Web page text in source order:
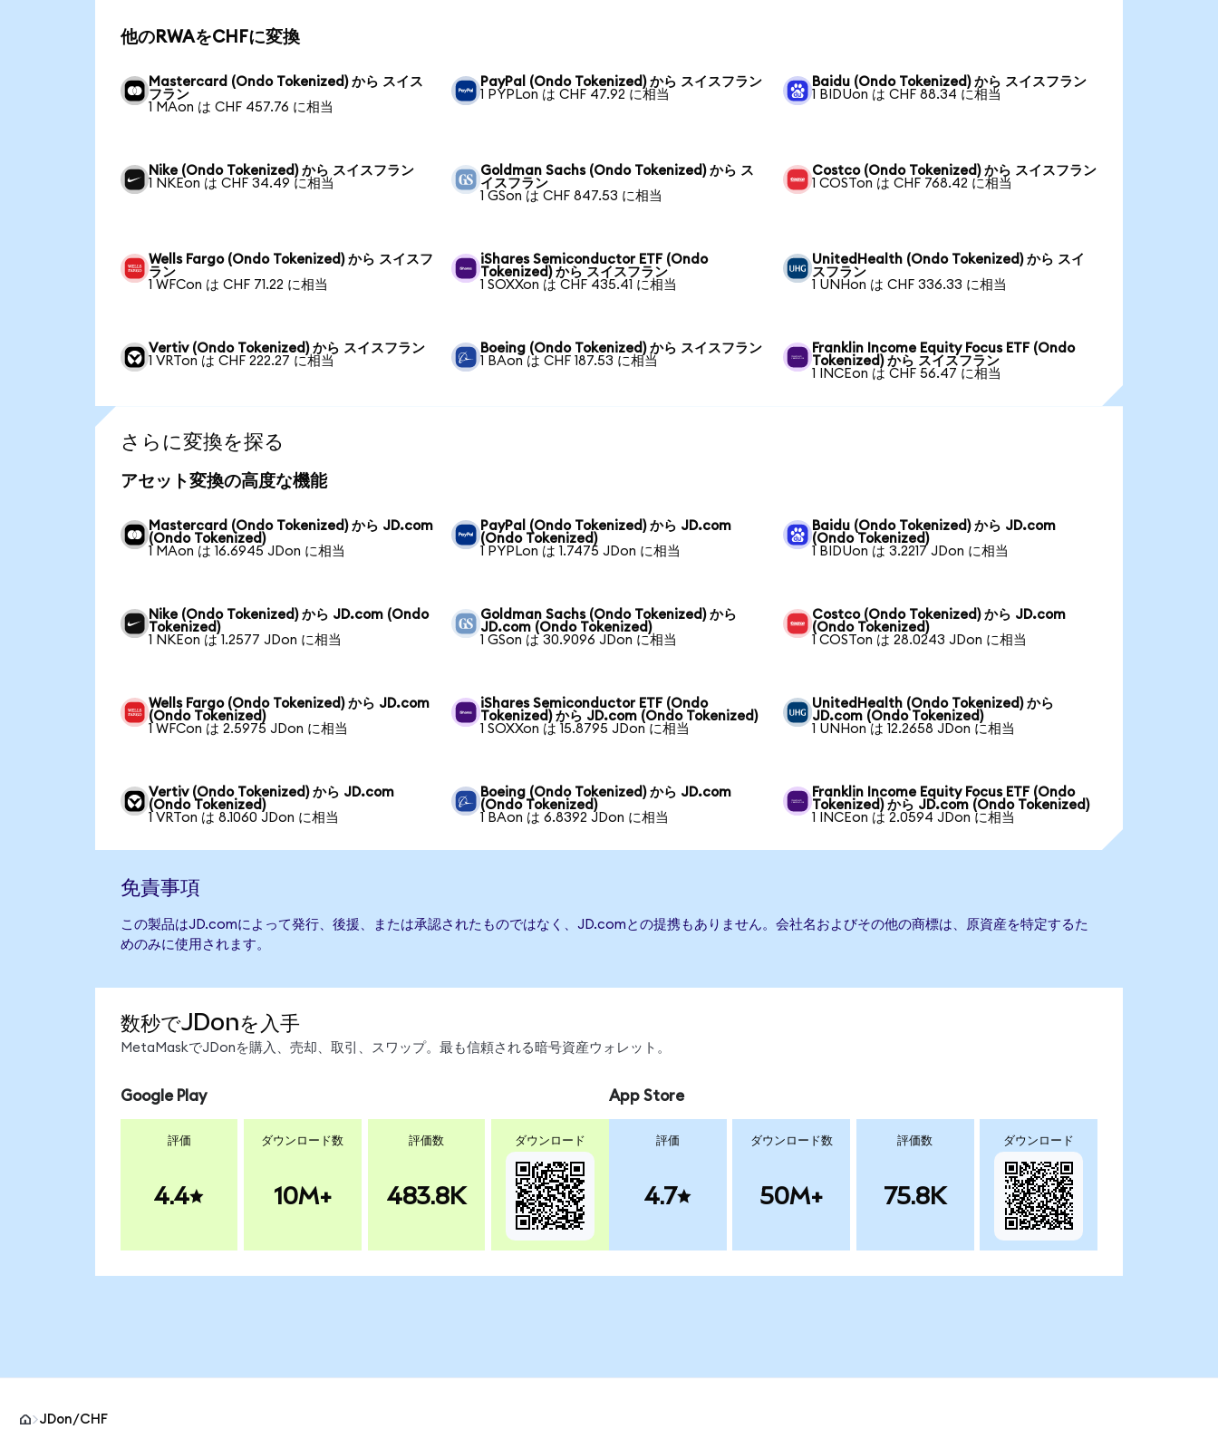
他のRWAをCHFに変換
Mastercard (Ondo Tokenized) から スイス
フラン
1 MAon は CHF 457.76 に相当
PayPal (Ondo Tokenized) から スイスフラン
1 PYPLon は CHF 47.92 に相当
Baidu (Ondo Tokenized) から スイスフラン
1 BIDUon は CHF 88.34 に相当
Nike (Ondo Tokenized) から スイスフラン
1 NKEon は CHF 34.49 に相当
Goldman Sachs (Ondo Tokenized) から ス
イスフラン
1 GSon は CHF 847.53 に相当
Costco (Ondo Tokenized) から スイスフラン
1 COSTon は CHF 768.42 に相当
Wells Fargo (Ondo Tokenized) から スイスフ
ラン
1 WFCon は CHF 71.22 に相当
iShares Semiconductor ETF (Ondo
Tokenized) から スイスフラン
1 SOXXon は CHF 435.41 に相当
UnitedHealth (Ondo Tokenized) から スイ
スフラン
1 UNHon は CHF 336.33 に相当
Vertiv (Ondo Tokenized) から スイスフラン
1 VRTon は CHF 222.27 に相当
Boeing (Ondo Tokenized) から スイスフラン
1 BAon は CHF 187.53 に相当
Franklin Income Equity Focus ETF (Ondo
Tokenized) から スイスフラン
1 INCEon は CHF 56.47 に相当
さらに変換を探る
アセット変換の高度な機能
Mastercard (Ondo Tokenized) から JD.com
(Ondo Tokenized)
1 MAon は 16.6945 JDon に相当
PayPal (Ondo Tokenized) から JD.com
(Ondo Tokenized)
1 PYPLon は 1.7475 JDon に相当
Baidu (Ondo Tokenized) から JD.com
(Ondo Tokenized)
1 BIDUon は 3.2217 JDon に相当
Nike (Ondo Tokenized) から JD.com (Ondo
Tokenized)
1 NKEon は 1.2577 JDon に相当
Goldman Sachs (Ondo Tokenized) から
JD.com (Ondo Tokenized)
1 GSon は 30.9096 JDon に相当
Costco (Ondo Tokenized) から JD.com
(Ondo Tokenized)
1 COSTon は 28.0243 JDon に相当
Wells Fargo (Ondo Tokenized) から JD.com
(Ondo Tokenized)
1 WFCon は 2.5975 JDon に相当
iShares Semiconductor ETF (Ondo
Tokenized) から JD.com (Ondo Tokenized)
1 SOXXon は 15.8795 JDon に相当
UnitedHealth (Ondo Tokenized) から
JD.com (Ondo Tokenized)
1 UNHon は 12.2658 JDon に相当
Vertiv (Ondo Tokenized) から JD.com
(Ondo Tokenized)
1 VRTon は 8.1060 JDon に相当
Boeing (Ondo Tokenized) から JD.com
(Ondo Tokenized)
1 BAon は 6.8392 JDon に相当
Franklin Income Equity Focus ETF (Ondo
Tokenized) から JD.com (Ondo Tokenized)
1 INCEon は 2.0594 JDon に相当
免責事項
この製品はJD.comによって発行、後援、または承認されたものではなく、JD.comとの提携もありません。会社名およびその他の商標は、原資産を特定するた
めのみに使用されます。
数秒でJDonを入手
MetaMaskでJDonを購入、売却、取引、スワップ。最も信頼される暗号資産ウォレット。
Google Play
評価
4.4
ダウンロード数
10M+
評価数
483.8K
ダウンロード
App Store
評価
4.7
ダウンロード数
50M+
評価数
75.8K
ダウンロード
JDon/CHF